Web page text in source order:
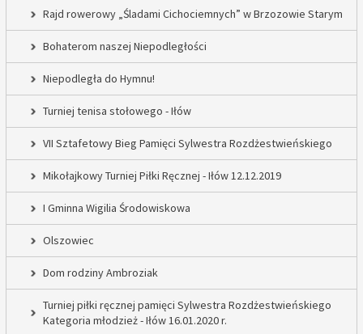
Rajd rowerowy „Śladami Cichociemnych” w Brzozowie Starym
Bohaterom naszej Niepodległości
Niepodległa do Hymnu!
Turniej tenisa stołowego - Iłów
VII Sztafetowy Bieg Pamięci Sylwestra Rozdżestwieńskiego
Mikołajkowy Turniej Piłki Ręcznej - Iłów 12.12.2019
I Gminna Wigilia Środowiskowa
Olszowiec
Dom rodziny Ambroziak
Turniej piłki ręcznej pamięci Sylwestra Rozdżestwieńskiego
Kategoria młodzież - Iłów 16.01.2020 r.